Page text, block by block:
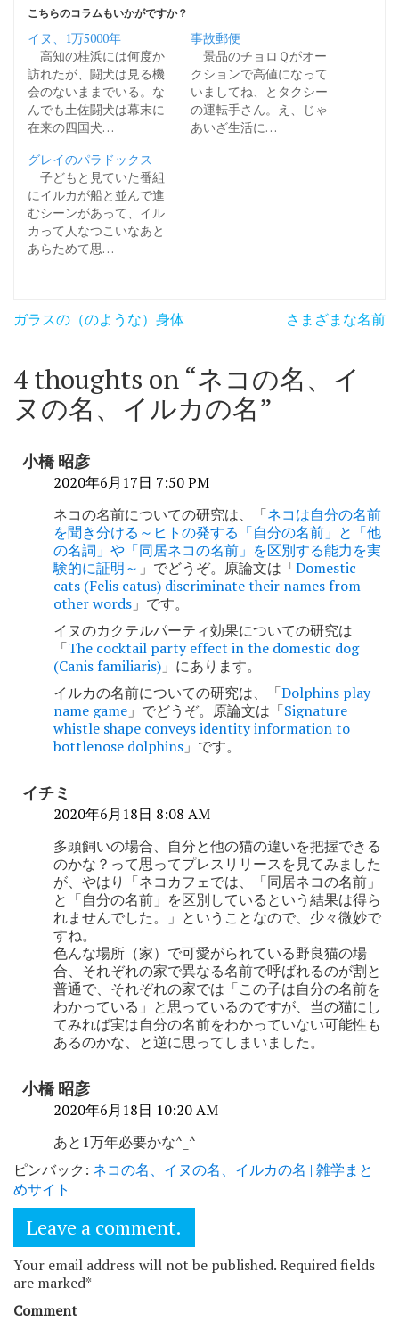
こちらのコラムもいかがですか？
イヌ、1万5000年
高知の桂浜には何度か
訪れたが、闘犬は見る機
会のないままでいる。な
んでも土佐闘犬は幕末に
在来の四国犬…
事故郵便
景品のチョロＱがオー
クションで高値になって
いましてね、とタクシー
の運転手さん。え、じゃ
あいざ生活に…
グレイのパラドックス
子どもと見ていた番組
にイルカが船と並んで進
むシーンがあって、イル
カって人なつこいなあと
あらためて思…
投
ナ
ビ
ゲ
ー
ガラスの（のような）身体 さまざまな名前
4 thoughts on “ネコの名、イ
ヌの名、イルカの名”
小橋 昭彦
2020年6月17日 7:50 PM
ネコの名前についての研究は、「ネコは自分の名前
を聞き分ける～ヒトの発する「自分の名前」と「他
の名詞」や「同居ネコの名前」を区別する能力を実
験的に証明～ 」でどうぞ。原論文は「Domestic
cats (Felis catus) discriminate their names from
other words 」です。
イヌのカクテルパーティ効果についての研究は
「The cocktail party effect in the domestic dog
(Canis familiaris) 」にあります。
イルカの名前についての研究は、「Dolphins play
name game 」でどうぞ。原論文は「Signature
whistle shape conveys identity information to
bottlenose dolphins 」です。
イチミ
2020年6月18日 8:08 AM
多頭飼いの場合、自分と他の猫の違いを把握できる
のかな？って思ってプレスリリースを見てみました
が、やはり「ネコカフェでは、「同居ネコの名前」
と「自分の名前」を区別しているという結果は得ら
れませんでした。」ということなので、少々微妙で
すね。
色んな場所（家）で可愛がられている野良猫の場
合、それぞれの家で異なる名前で呼ばれるのが割と
普通で、それぞれの家では「この子は自分の名前を
わかっている」と思っているのですが、当の猫にし
てみれば実は自分の名前をわかっていない可能性も
あるのかな、と逆に思ってしまいました。
小橋 昭彦
2020年6月18日 10:20 AM
あと1万年必要かな^_^
ピンバック: ネコの名、イヌの名、イルカの名 | 雑学まと
めサイト
Leave a comment.
Your email address will not be published. Required fields
are marked*
Comment